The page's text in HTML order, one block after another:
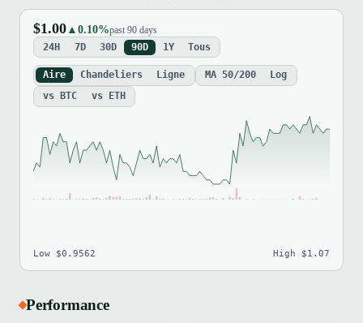
$1.00 ▲0.10%past 90 days
24H 7D 30D 90D 1Y Tous
Aire Chandeliers Ligne MA 50/200
Log
vs BTC
vs ETH
Low $0.9562 High $1.07
Performance